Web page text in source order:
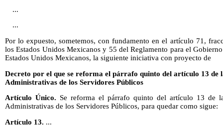
...
...
Por lo expuesto, sometemos, con fundamento en el artículo 71,
los Estados Unidos Mexicanos y 55 del Reglamento para el
Estados Unidos Mexicanos, la siguiente iniciativa con proyecto de
Decreto por el que se reforma el párrafo quinto del artículo 13 de
Administrativas de los Servidores Públicos
Artículo Único. Se reforma el párrafo quinto del artículo 13 de
Administrativas de los Servidores Públicos, para quedar como sigue:
Artículo 13. ...